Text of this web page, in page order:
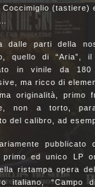
(tastiere)
dalle parti della
quello di “Aria”,
in vinile da
ma ricco di
originalità, primo
non a torto,
del calibro, ad
primo ed unico LP
ristampa opera
italiano, “Campo